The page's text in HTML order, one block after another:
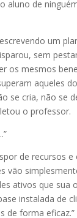
aluno de
um
sem
os mesmos
aqueles
se cria, não se
o professor.
de recursos
vão
ativos que sua
instalada de
de forma eficaz.”